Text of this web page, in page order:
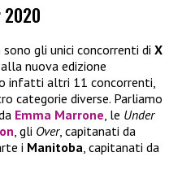
sono gli unici concorrenti di X
nuova edizione
infatti altri 11 concorrenti,
categorie diverse. Parliamo
Emma Marrone, le Under
, gli Over, capitanati da
i Manitoba, capitanati da